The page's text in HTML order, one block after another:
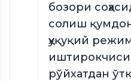
бозори
солиш
ҳуқуқий
рўйхатдан